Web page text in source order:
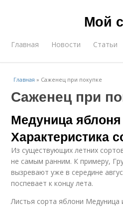
Мой
Главная Новости Статьи
Главная » Саженец при покупке
Саженец при
Медуница
Характеристика
Из существующих летних
не самым ранним. К примеру,
вызревают уже в середине
поспевает к концу лета.
Листья сорта яблони